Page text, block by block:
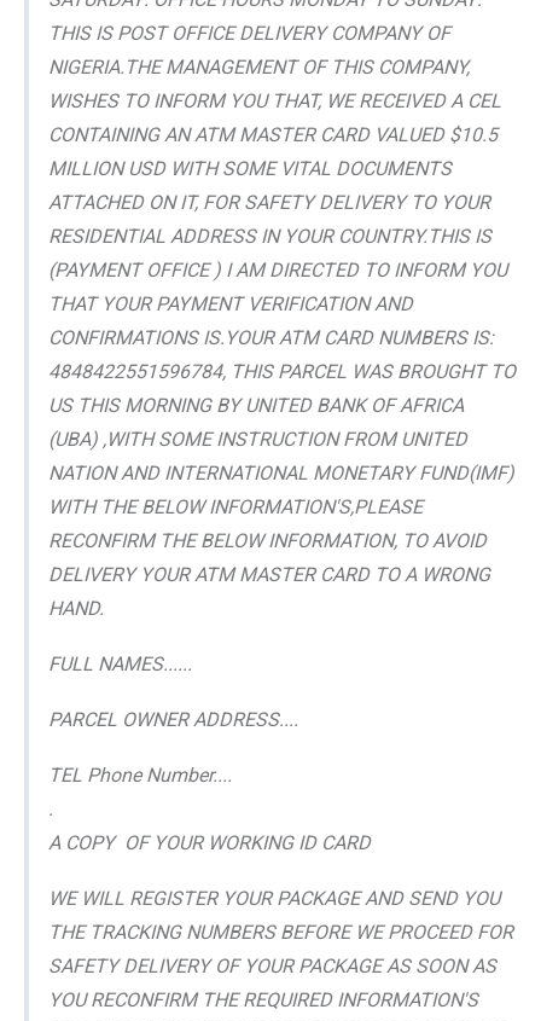
THIS IS POST OFFICE DELIVERY COMPANY OF
NIGERIA.THE MANAGEMENT OF THIS COMPANY,
WISHES TO INFORM YOU THAT, WE RECEIVED A CEL
CONTAINING AN ATM MASTER CARD VALUED $10.5
MILLION USD WITH SOME VITAL DOCUMENTS
ATTACHED ON IT, FOR SAFETY DELIVERY TO YOUR
RESIDENTIAL ADDRESS IN YOUR COUNTRY.THIS IS
(PAYMENT OFFICE ) I AM DIRECTED TO INFORM YOU
THAT YOUR PAYMENT VERIFICATION AND
CONFIRMATIONS IS.YOUR ATM CARD NUMBERS IS:
4848422551596784, THIS PARCEL WAS BROUGHT TO
US THIS MORNING BY UNITED BANK OF AFRICA
(UBA) ,WITH SOME INSTRUCTION FROM UNITED
NATION AND INTERNATIONAL MONETARY FUND(IMF)
WITH THE BELOW INFORMATION'S,PLEASE
RECONFIRM THE BELOW INFORMATION, TO AVOID
DELIVERY YOUR ATM MASTER CARD TO A WRONG
HAND.
FULL NAMES......
PARCEL OWNER ADDRESS....
TEL Phone Number....
.
A COPY OF YOUR WORKING ID CARD
WE WILL REGISTER YOUR PACKAGE AND SEND YOU
THE TRACKING NUMBERS BEFORE WE PROCEED FOR
SAFETY DELIVERY OF YOUR PACKAGE AS SOON AS
YOU RECONFIRM THE REQUIRED INFORMATION'S